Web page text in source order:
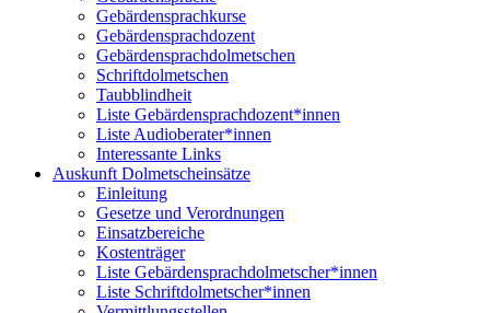
Gebärdensprachkurse
Gebärdensprachdozent
Gebärdensprachdolmetschen
Schriftdolmetschen
Taubblindheit
Liste Gebärdensprachdozent*innen
Liste Audioberater*innen
Interessante Links
Auskunft Dolmetscheinsätze
Einleitung
Gesetze und Verordnungen
Einsatzbereiche
Kostenträger
Liste Gebärdensprachdolmetscher*innen
Liste Schriftdolmetscher*innen